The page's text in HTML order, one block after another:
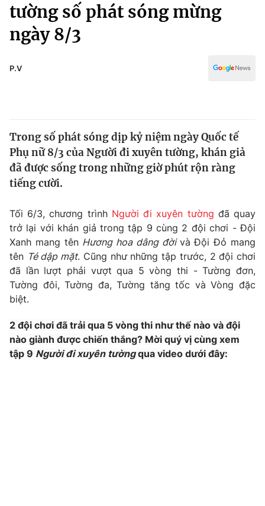
Chính trị
Xã hội
Pháp luật
Thế giới
Tin tức
Thế giới đó đây
Câu chuyện quốc tế
Kinh tế
Thị trường
Góc doanh nghiệp
Dữ liệu và đời sống
Truyền hình
Phim VTV
Hậu trường
Khán giả
Giải trí
Điện ảnh
Âm nhạc
Sao
Du lịch
Làm đẹp
Giáo dục
Truyền hình
Văn hóa - Giải trí
Y tế
tường số phát sóng mừng
ngày 8/3
P.V
Trong số phát sóng dịp kỷ niệm ngày Quốc tế
Phụ nữ 8/3 của Người đi xuyên tường, khán giả
đã được sống trong những giờ phút rộn ràng
tiếng cười.
Tối 6/3, chương trình Người đi xuyên tường đã quay
trở lại với khán giả trong tập 9 cùng 2 đội chơi - Đội
Xanh mang tên Hương hoa dâng đời và Đội Đỏ mang
tên Té dập mặt. Cũng như những tập trước, 2 đội chơi
đã lần lượt phải vượt qua 5 vòng thi - Tường đơn,
Tường đôi, Tường đa, Tường tăng tốc và Vòng đặc
biệt.
2 đội chơi đã trải qua 5 vòng thi như thế nào và đội
nào giành được chiến thắng? Mời quý vị cùng xem
tập 9 Người đi xuyên tườngqua video dưới đây: